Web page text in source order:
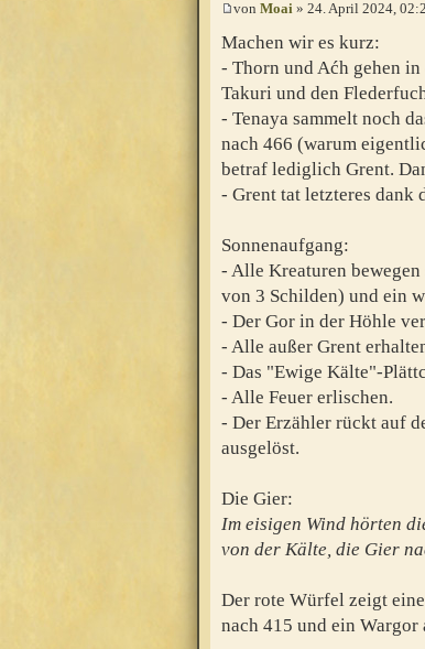
von Moai » 24. April 2024,
Machen wir es kurz:
- Thorn und Aćh gehen
Takuri und den
- Tenaya sammelt noch
nach 466 (warum
betraf lediglich Grent.
- Grent tat letzteres dank
Sonnenaufgang:
- Alle Kreaturen
von 3 Schilden) und ein
- Der Gor in der Höhle
- Alle außer Grent
- Das "Ewige Kälte"-
- Alle Feuer erlischen.
- Der Erzähler rückt auf
ausgelöst.
Die Gier:
Im eisigen Wind hörten
von der Kälte, die Gier
Der rote Würfel zeigt
nach 415 und ein Wargor